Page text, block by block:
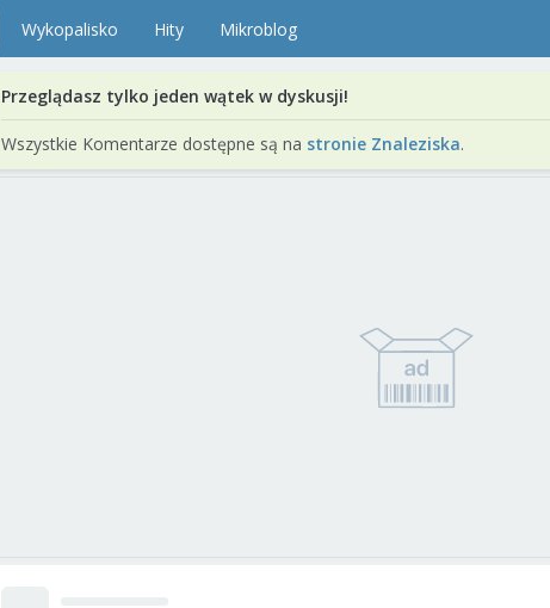
Wykopalisko Hity Mikroblog
Przeglądasz tylko jeden wątek w dyskusji!
Wszystkie Komentarze dostępne są na stronie Znaleziska.